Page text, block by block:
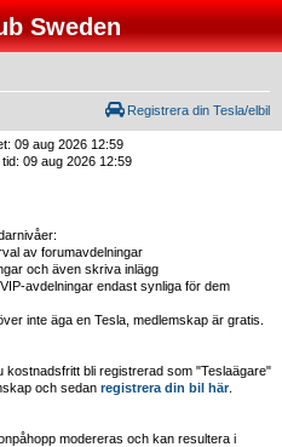
Sweden
Registrera din Tesla/elbil
09 aug 2026 12:59
09 aug 2026 12:59
av forumavdelningar
och även skriva inlägg
avdelningar endast synliga för dem
inte äga en Tesla, medlemskap är gratis.
kostnadsfritt bli registrerad som "Teslaägare"
och sedan registrera din bil här.
modereras och kan resultera i